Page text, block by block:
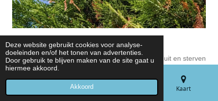
Deze website gebruikt cookies voor analyse-
doeleinden en/of het tonen van advertenties.
Door gebruik te blijven maken van de site gaat u
hiermee akkoord.
Akkoord
Symptomen :
De afzonderlijke zijscheuten van de plant drogen uit en sterven
af, maar blijven hangen. Aan de aangetaste takken en stam
vind je kleine gaatjes waar de kever doorheen boort en zijn
tunnels door de plant graaft. In deze tunnels legt hij zijn eieren,
Telefoonnummer Kaart